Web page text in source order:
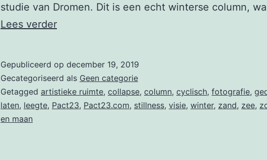
studie van Dromen. Dit is een echt winterse column,
Lees verder‘Collapse
Gepubliceerd op december 19, 2019
Gecategoriseerd als Geen categorie
Getagged artistieke ruimte, collapse, column, cyclisch, fotografie,
laten, leegte, Pact23, Pact23.com, stillness, visie, winter, zand, zee,
en maan